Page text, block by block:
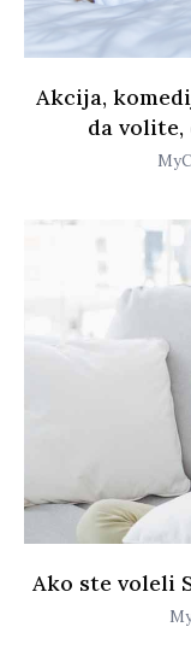
Akcija,
da volite,
Ako ste voleli